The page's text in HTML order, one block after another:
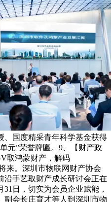
、国度精采青年科学基金获得
元”荣誉牌匾。9、【财产政
取鸿蒙财产，解码
来。深圳市物联网财产协会
沿手艺取财产成长研讨会正在
日，切实为会员企业赋能，
副会长庄育才等人到深圳市物